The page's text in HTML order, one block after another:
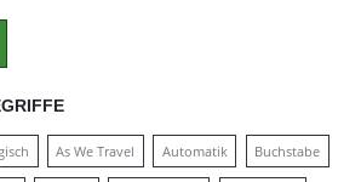
As We Travel Automatik Buchstabe